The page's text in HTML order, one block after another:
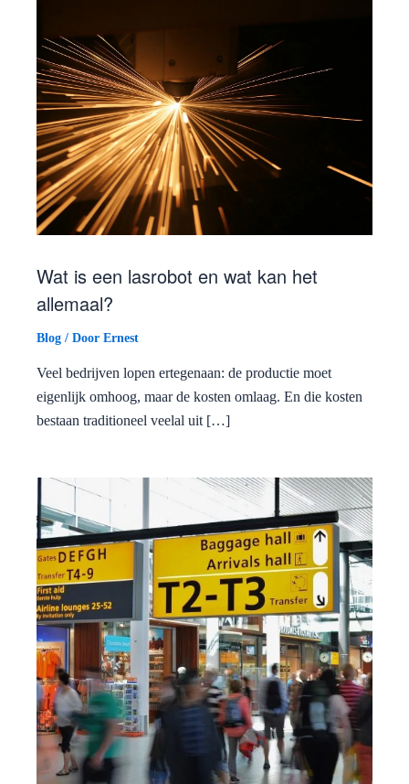
Wat is een lasrobot en wat kan het
allemaal?
Blog / Door Ernest
Veel bedrijven lopen ertegenaan: de productie moet
eigenlijk omhoog, maar de kosten omlaag. En die kosten
bestaan traditioneel veelal uit […]